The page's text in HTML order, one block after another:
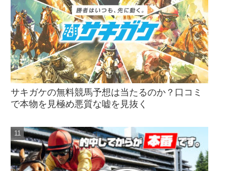
サキガケの無料競馬予想は当たるのか？口コミ
で本物を見極め悪質な嘘を見抜く